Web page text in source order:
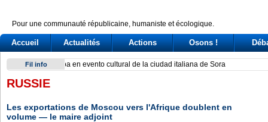
Pour une communauté républicaine, humaniste et écologique.
Accueil Actualités Actions Osons !
Fil info Fidan afirma que mayor temor de Israel es aislamiento
RUSSIE
Les exportations de Moscou vers l'Afrique doublent en
volume — le maire adjoint